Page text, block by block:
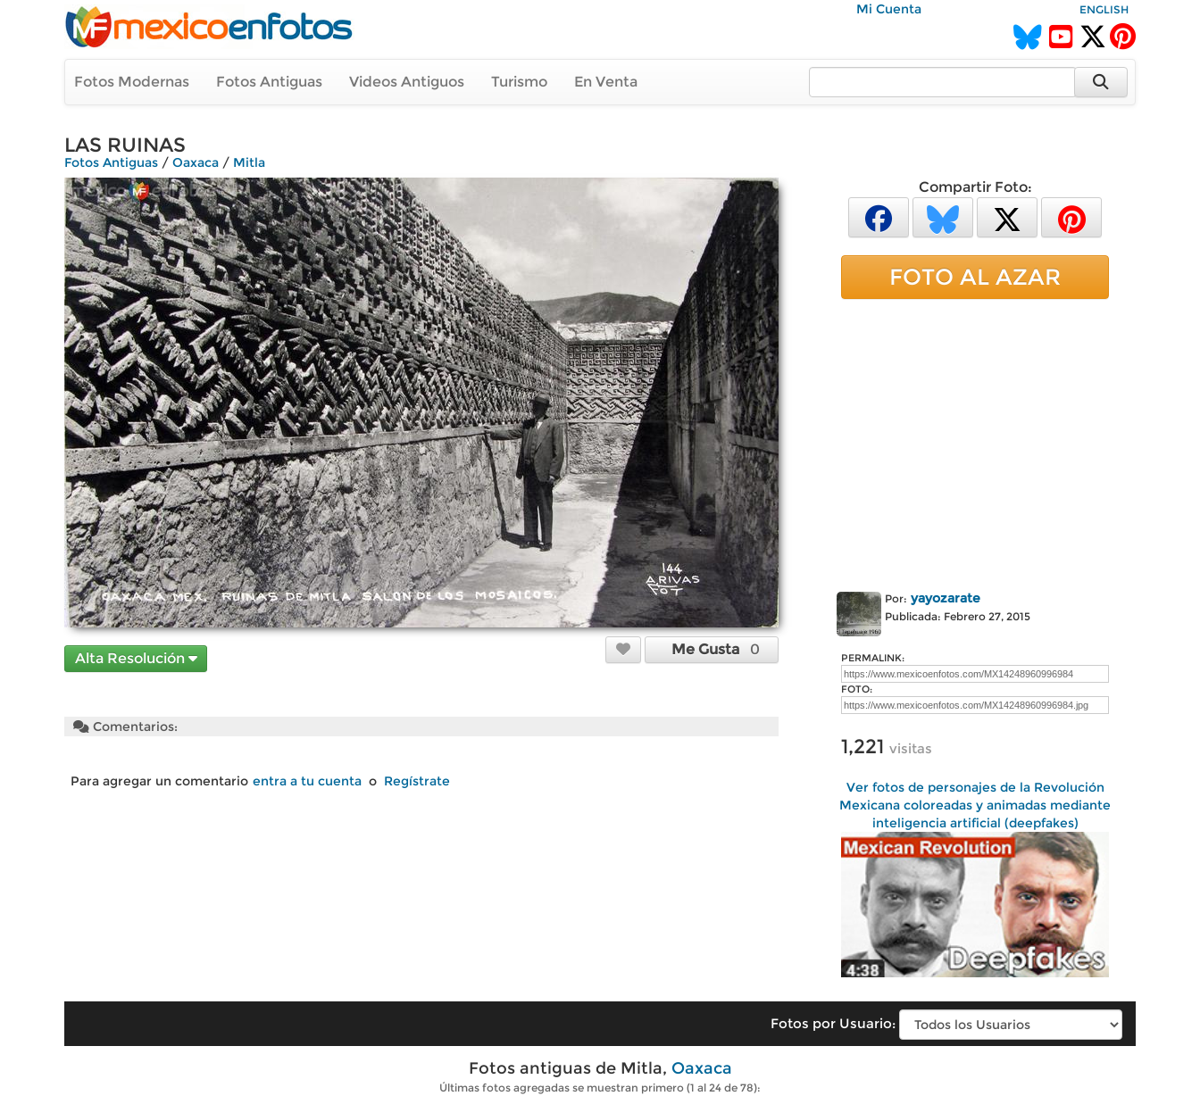
Mi Cuenta ENGLISH
Fotos Modernas Fotos Antiguas Videos Antiguos Turismo En Venta
LAS RUINAS
Fotos Antiguas / Oaxaca / Mitla
Alta Resolución
Me Gusta 0
Comentarios:
Para agregar un comentario entra a tu cuenta o Regístrate
Compartir Foto:
FOTO AL AZAR
Por: yayozarate
Publicada: Febrero 27, 2015
PERMALINK:
FOTO:
1,221 visitas
Ver fotos de personajes de la Revolución
Mexicana coloreadas y animadas mediante
inteligencia artificial (deepfakes)
Fotos por Usuario:
Fotos antiguas de Mitla, Oaxaca
Últimas fotos agregadas se muestran primero (1 al 24 de 78):